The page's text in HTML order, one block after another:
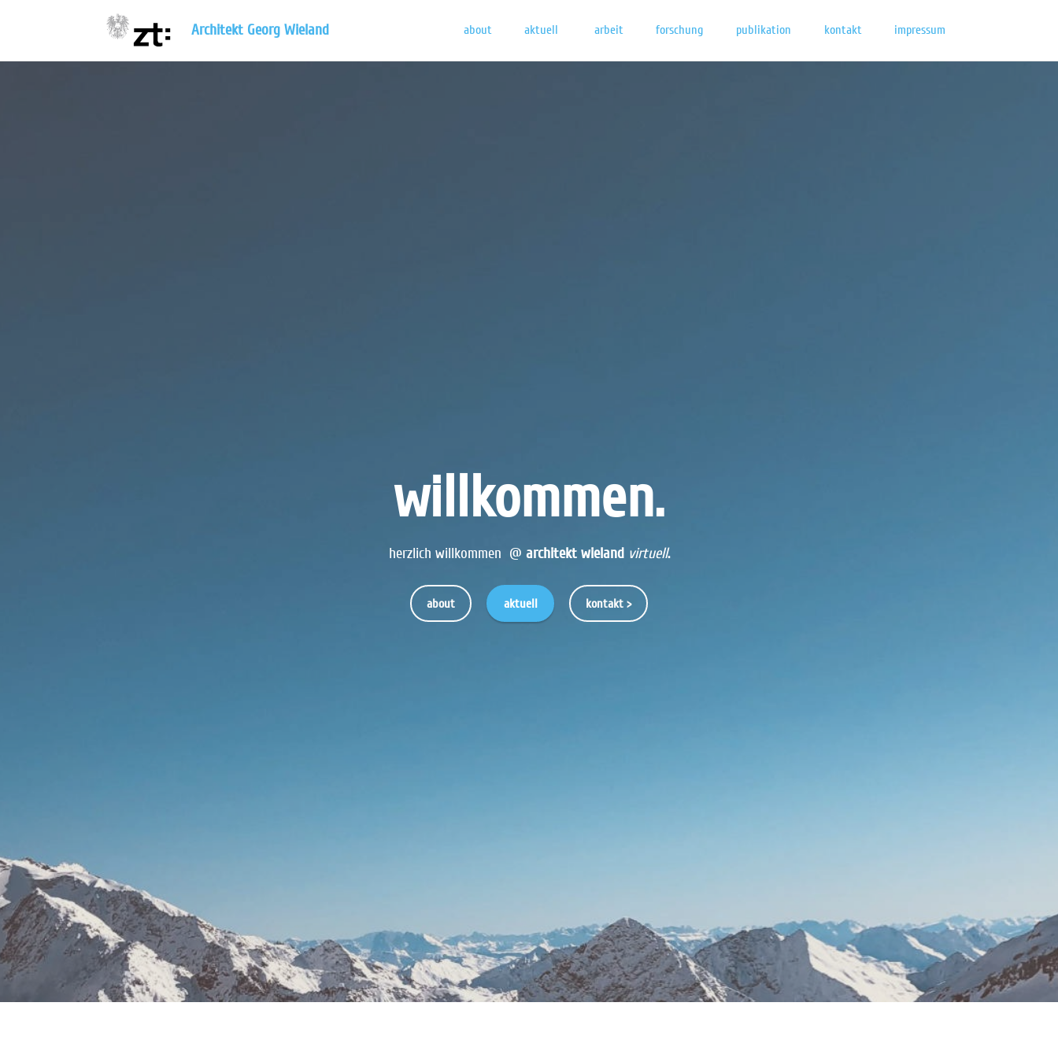
Architekt Georg Wieland about aktuell arbeit forschung publikation kontakt impressum
willkommen.
herzlich willkommen @ architekt wieland virtuell.
about aktuell kontakt >